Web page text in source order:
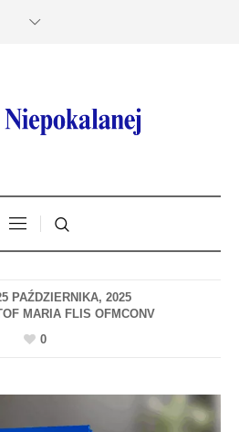
PAŹDZIERNIKA, 2025
0